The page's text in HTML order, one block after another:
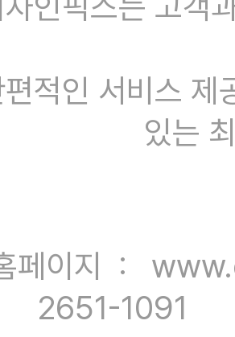
편적인 서비스 제
있는
페이지 :
2651-1091